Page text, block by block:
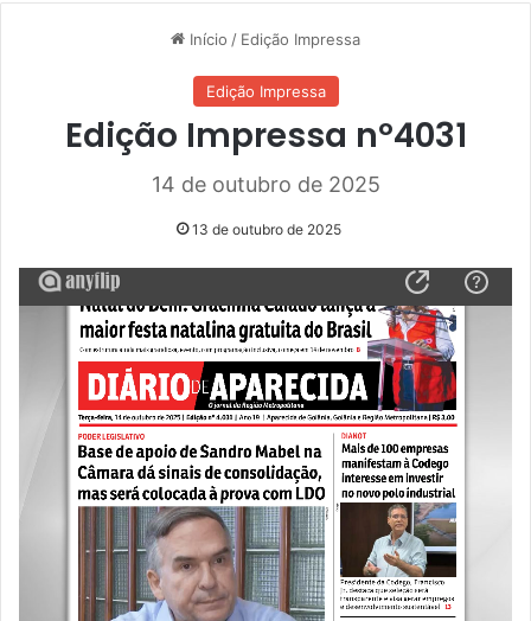
Início / Edição Impressa
Edição Impressa
Edição Impressa nº4031
14 de outubro de 2025
13 de outubro de 2025